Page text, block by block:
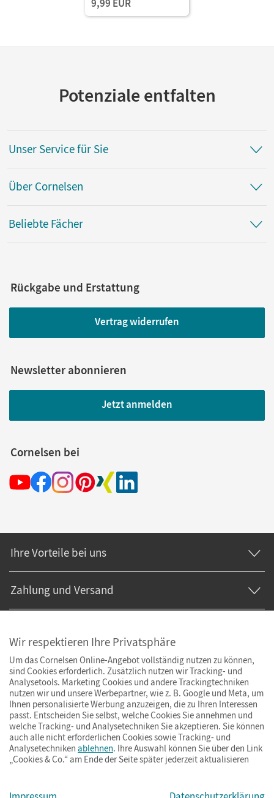
Wirtschaft und
Verwaltung • Fachkunde
9,99 EUR
Potenziale entfalten
Unser Service für Sie
Über Cornelsen
Beliebte Fächer
Rückgabe und Erstattung
Vertrag widerrufen
Newsletter abonnieren
Jetzt anmelden
Cornelsen bei
Ihre Vorteile bei uns
Zahlung und Versand
ImpressumAGBDatenschutzBarrierefreiheitCookies & Co.
Wir respektieren Ihre Privatsphäre
Um das Cornelsen Online-Angebot vollständig nutzen zu können,
sind Cookies erforderlich. Zusätzlich nutzen wir Tracking- und
Analysetools. Marketing Cookies und andere Trackingtechniken
nutzen wir und unsere Werbepartner, wie z. B. Google und Meta, um
Ihnen personalisierte Werbung anzuzeigen, die zu Ihren Interessen
passt. Entscheiden Sie selbst, welche Cookies Sie annehmen und
welche Tracking- und Analysetechniken Sie akzeptieren. Sie können
auch alle nicht erforderlichen Cookies sowie Tracking- und
Analysetechniken ablehnen. Ihre Auswahl können Sie über den Link
„Cookies & Co.“ am Ende der Seite später jederzeit aktualisieren